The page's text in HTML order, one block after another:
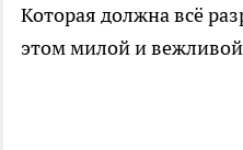
Которая должна всё
этом милой и